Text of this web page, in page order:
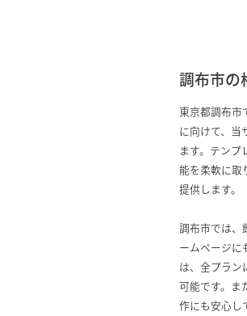
調布市の
東京都調布市
に向けて、当
ます。テン
能を柔軟に取
提供します。
調布市では、
ームページに
は、全プラン
可能です。ま
作にも安心し